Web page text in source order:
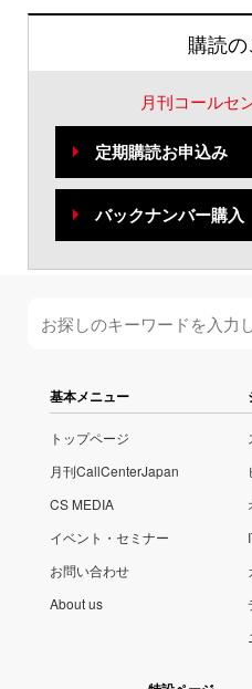
購読
月刊コールセ
定期購読お申込み
バックナンバー購入
基本メニュー
トップページ
月刊CallCenterJapan
CS MEDIA
イベント・セミナー
お問い合わせ
About us